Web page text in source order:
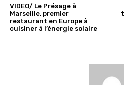
VIDEO/ Le Présage à
Marseille, premier
restaurant en Europe à
cuisiner à l’énergie solaire